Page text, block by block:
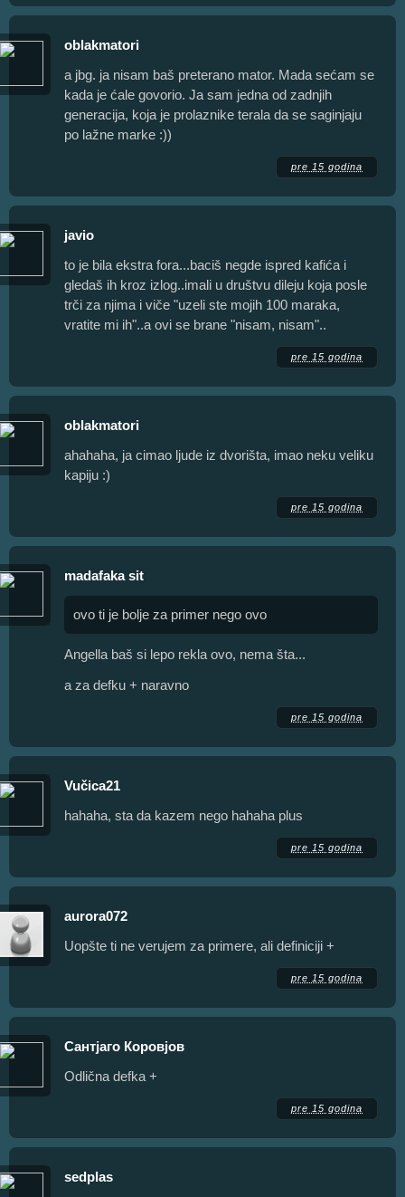
oblakmatori
a jbg. ja nisam baš preterano mator. Mada sećam se
kada je ćale govorio. Ja sam jedna od zadnjih
generacija, koja je prolaznike terala da se saginjaju
po lažne marke :))
pre 15 godina
javio
to je bila ekstra fora...baciš negde ispred kafića i
gledaš ih kroz izlog..imali u društvu dileju koja posle
trči za njima i viče "uzeli ste mojih 100 maraka,
vratite mi ih"..a ovi se brane "nisam, nisam"..
pre 15 godina
oblakmatori
ahahaha, ja cimao ljude iz dvorišta, imao neku veliku
kapiju :)
pre 15 godina
madafaka sit
ovo ti je bolje za primer nego ovo
Angella baš si lepo rekla ovo, nema šta...
a za defku + naravno
pre 15 godina
Vučica21
hahaha, sta da kazem nego hahaha plus
pre 15 godina
aurora072
Uopšte ti ne verujem za primere, ali definiciji +
pre 15 godina
Сантјаго Коровјов
Odlična defka +
pre 15 godina
sedplas